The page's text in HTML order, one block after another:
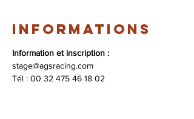
Informations
Information et inscription :
stage@agsracing.com
​Tél : 00 32 475 46 18 02